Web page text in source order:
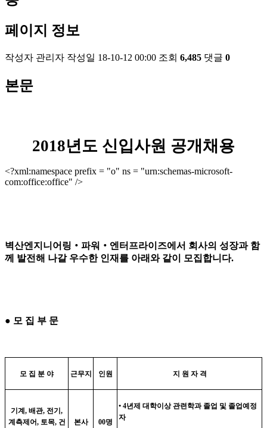
페이지 정보
작성자 관리자 작성일 18-10-12 00:00 조회 6,485 댓글 0
본문
2018년도 신입사원 공개채용
<?xml:namespace prefix = "o" ns = "urn:schemas-microsoft-
com:office:office" />
벽산엔지니어링 ‧ 파워 ‧ 엔터프라이즈에서 회사의 성장과 함
께 발전해 나갈 우수한 인재를 아래와 같이 모집합니다.
● 모 집 부 문
모 집 분 야 근무지 인원 지 원 자 격
기계, 배관, 전기,
계측제어, 토목, 건
본사 00명
• 4년제 대학이상 관련학과 졸업 및 졸업예정
자